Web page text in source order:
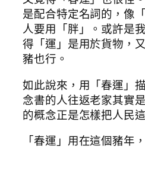
是配合特定名詞的，像
人要用「胖」。或許是
得「運」是用於貨物，
豬也行。
如此說來，用「春運」
念書的人往返老家其實
的概念正是怎樣把人民
「春運」用在這個豬年